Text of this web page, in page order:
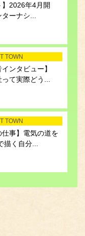
】2026年4月開
ーナシ...
TOWN
ンタビュー】
って実際どう...
TOWN
仕事】電気の道を
く自分...